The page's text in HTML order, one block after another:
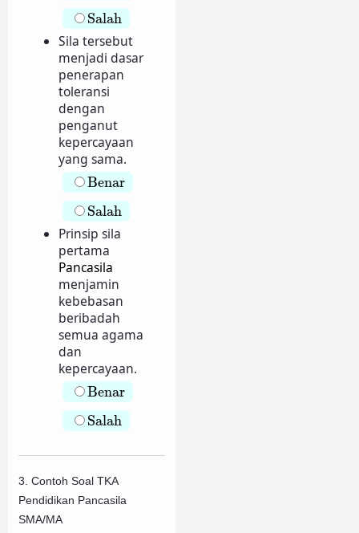
Salah
Salah
Sila tersebut
menjadi dasar
penerapan
toleransi
dengan
penganut
kepercayaan
yang sama.
Benar
Benar
Salah
Salah
Prinsip sila
pertama
Pancasila
menjamin
kebebasan
beribadah
semua agama
dan
kepercayaan.
Benar
Benar
Salah
Salah
3. Contoh Soal TKA
Pendidikan Pancasila
SMA/MA